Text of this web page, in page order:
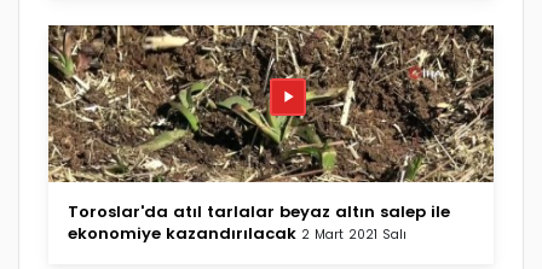
Toroslar'da atıl tarlalar beyaz altın salep ile
ekonomiye kazandırılacak 2 Mart 2021 Salı